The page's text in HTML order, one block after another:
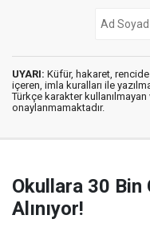
UYARI: Küfür, hakaret,
içeren, imla kuralları ile
Türkçe karakter
onaylanmamaktadır.
Okullara 30 Bin
Alınıyor!